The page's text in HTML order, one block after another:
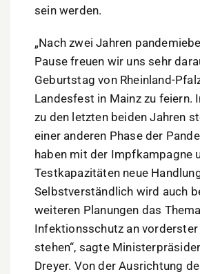
sein werden.
„Nach zwei Jahren
Pause freuen wir uns sehr
Geburtstag von Rheinland-
Landesfest in Mainz zu feiern.
zu den letzten beiden Jahren
einer anderen Phase der
haben mit der Impfkampagne
Testkapazitäten neue
Selbstverständlich wird auch
weiteren Planungen das Thema
Infektionsschutz an vorderster
stehen“, sagte
Dreyer. Von der Ausrichtung